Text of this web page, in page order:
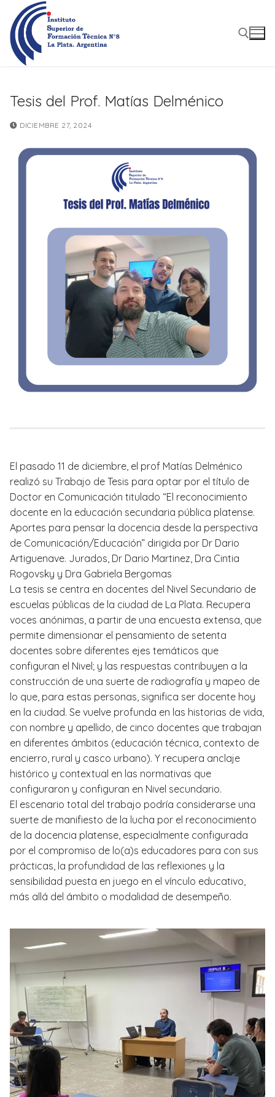
contenido
Tesis del Prof. Matías Delménico
DICIEMBRE 27, 2024
El pasado 11 de diciembre, el prof Matías Delménico
realizó su Trabajo de Tesis para optar por el título de
Doctor en Comunicación titulado “El reconocimiento
docente en la educación secundaria pública platense.
Aportes para pensar la docencia desde la perspectiva
de Comunicación/Educación” dirigida por Dr Dario
Artiguenave. Jurados, Dr Dario Martinez, Dra Cintia
Rogovsky y Dra Gabriela Bergomas
La tesis se centra en docentes del Nivel Secundario de
escuelas públicas de la ciudad de La Plata. Recupera
voces anónimas, a partir de una encuesta extensa, que
permite dimensionar el pensamiento de setenta
docentes sobre diferentes ejes temáticos que
configuran el Nivel; y las respuestas contribuyen a la
construcción de una suerte de radiografía y mapeo de
lo que, para estas personas, significa ser docente hoy
en la ciudad. Se vuelve profunda en las historias de vida,
con nombre y apellido, de cinco docentes que trabajan
en diferentes ámbitos (educación técnica, contexto de
encierro, rural y casco urbano). Y recupera anclaje
histórico y contextual en las normativas que
configuraron y configuran en Nivel secundario.
El escenario total del trabajo podría considerarse una
suerte de manifiesto de la lucha por el reconocimiento
de la docencia platense, especialmente configurada
por el compromiso de lo(a)s educadores para con sus
prácticas, la profundidad de las reflexiones y la
sensibilidad puesta en juego en el vínculo educativo,
más allá del ámbito o modalidad de desempeño.